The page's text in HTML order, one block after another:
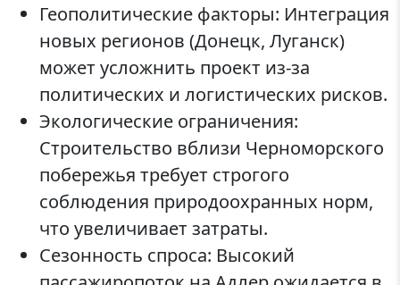
Геополитические факторы: Интеграция
новых регионов (Донецк, Луганск)
может усложнить проект из-за
политических и логистических рисков.
Экологические ограничения:
Строительство вблизи Черноморского
побережья требует строгого
соблюдения природоохранных норм,
что увеличивает затраты.
Сезонность спроса: Высокий